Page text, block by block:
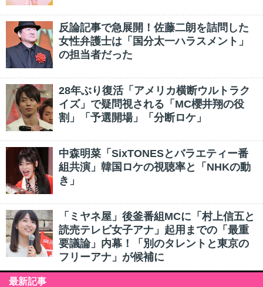
反論記事で急展開！佐藤二朗を詰問した
女性弁護士は「国分太一ハラスメント」
の担当者だった
28年ぶり復活「アメリカ横断ウルトラク
イズ」で疑問視される「MC櫻井翔の役
割」「予選開場」「分断ロケ」
中森明菜「SixTONESとバラエティー番
組共演」韓国ロケの視聴率と「NHKの動
き」
「ミヤネ屋」後釜番組MCに「村上信五と
読売テレビ女子アナ」起用までの「最重
要議論」内幕！「別のタレントと東京の
フリーアナ」が候補に
最新記事